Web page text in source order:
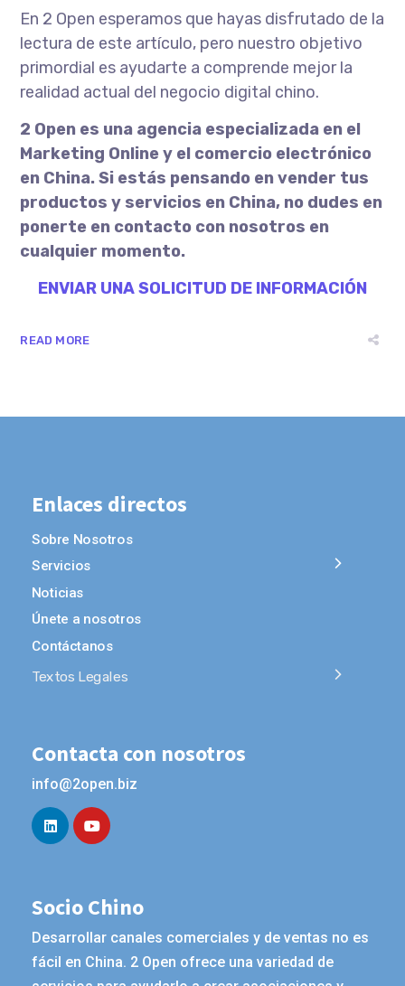
En 2 Open esperamos que hayas disfrutado de la
lectura de este artículo, pero nuestro objetivo
primordial es ayudarte a comprende mejor la
realidad actual del negocio digital chino.
2 Open es una agencia especializada en el
Marketing Online y el comercio electrónico
en China. Si estás pensando en vender tus
productos y servicios en China, no dudes en
ponerte en contacto con nosotros en
cualquier momento.
ENVIAR UNA SOLICITUD DE INFORMACIÓN
READ MORE
Enlaces directos
Sobre Nosotros
Servicios
Noticias
Únete a nosotros
Contáctanos
Textos Legales
Contacta con nosotros
info@2open.biz
Socio Chino
Desarrollar canales comerciales y de ventas no es
fácil en China. 2 Open ofrece una variedad de